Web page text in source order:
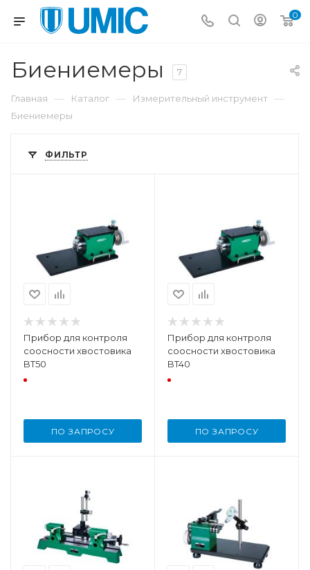
0
Биениемеры 7
Главная — Каталог — Измерительный инструмент —
Биениемеры
ФИЛЬТР
Прибор для контроля
соосности хвостовика
BT50
ПО ЗАПРОСУ
Прибор для контроля
соосности хвостовика
BT40
ПО ЗАПРОСУ